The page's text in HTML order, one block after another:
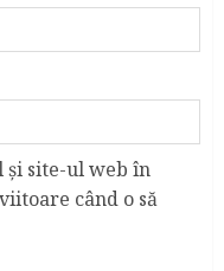
și site-ul web în
când o să